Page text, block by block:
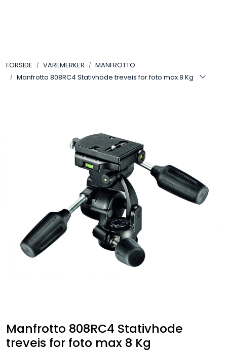
FORSIDE VAREMERKER
MANFROTTO
Manfrotto 808RC4 Stativhode treveis for foto max 8 Kg
Manfrotto 808RC4 Stativhode
treveis for foto max 8 Kg
LYD
SAMTALEROM